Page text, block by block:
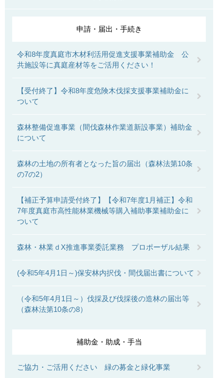
申請・届出・手続き
令和8年度真庭市木材利活用促進支援事業補助金 公
共施設等に真庭産材等をご活用ください！
【受付終了】令和8年度危険木伐採支援事業補助金に
ついて
森林整備促進事業（間伐森林作業道新設事業）補助金
について
森林の土地の所有者となった旨の届出（森林法第10条
の7の2）
【補正予算申請受付終了】【令和7年度1月補正】令和
7年度真庭市高性能林業機械等購入補助事業補助金に
ついて
森林・林業ｄX推進事業委託業務 プロポーザル結果
(令和5年4月1日～)保安林内択伐・間伐届出書について
（令和5年4月1日～）伐採及び伐採後の造林の届出等
（森林法第10条の8）
補助金・助成・手当
ご協力・ご活用ください 緑の募金と緑化事業